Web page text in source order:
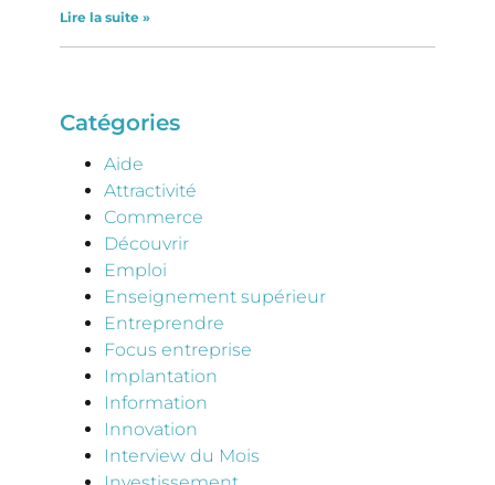
Lire la suite »
Catégories
Aide
Attractivité
Commerce
Découvrir
Emploi
Enseignement supérieur
Entreprendre
Focus entreprise
Implantation
Information
Innovation
Interview du Mois